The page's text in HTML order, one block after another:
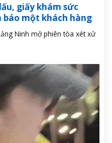
giấy khám sức
một khách hàng
Ninh mở phiên tòa xét xử